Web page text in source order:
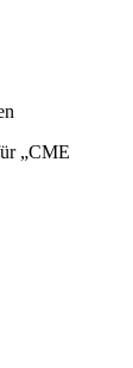
„CME